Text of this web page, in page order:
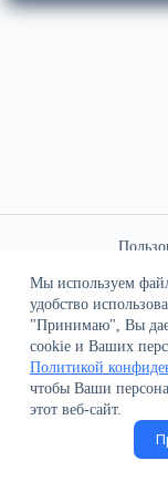
Мы используем
удобство
"Принимаю", Вы
cookie и Ваших
Политикой
чтобы Ваши
этот веб-сайт.